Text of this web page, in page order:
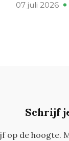
07 juli 2026
Schrijf
op de hoogte.